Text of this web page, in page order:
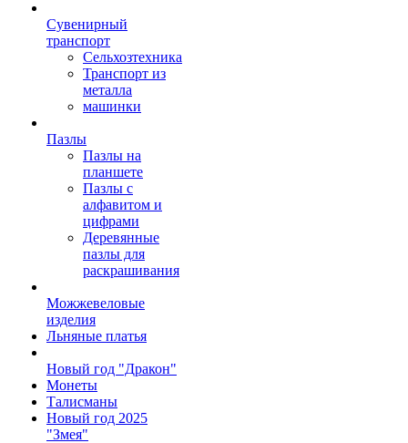
Сувенирный
транспорт
Сельхозтехника
Транспорт из
металла
машинки
Пазлы
Пазлы на
планшете
Пазлы с
алфавитом и
цифрами
Деревянные
пазлы для
раскрашивания
Можжевеловые
изделия
Льняные платья
Новый год "Дракон"
Монеты
Талисманы
Новый год 2025
"Змея"